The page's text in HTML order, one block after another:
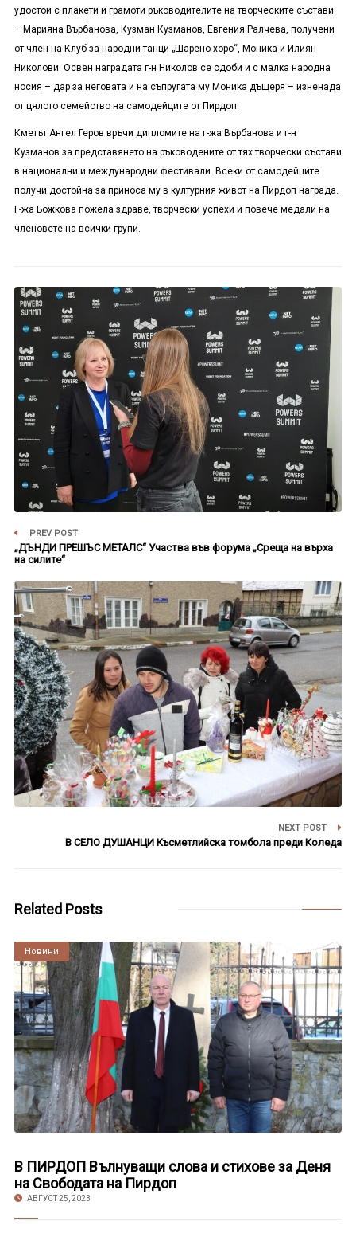
удостои с плакети и грамоти ръководителите на творческите състави
– Марияна Върбанова, Кузман Кузманов, Евгения Ралчева, получени
от член на Клуб за народни танци „Шарено хоро“, Моника и Илиян
Николови. Освен наградата г-н Николов се сдоби и с малка народна
носия – дар за неговата и на съпругата му Моника дъщеря – изненада
от цялото семейство на самодейците от Пирдоп.
Кметът Ангел Геров връчи дипломите на г-жа Върбанова и г-н
Кузманов за представянето на ръководените от тях творчески състави
в национални и международни фестивали. Всеки от самодейците
получи достойна за приноса му в културния живот на Пирдоп награда.
Г-жа Божкова пожела здраве, творчески успехи и повече медали на
членовете на всички групи.
PREV POST
„ДЪНДИ ПРЕШЪС МЕТАЛС“ Участва във форума „Среща на върха
на силите“
NEXT POST
В СЕЛО ДУШАНЦИ Късметлийска томбола преди Коледа
Related Posts
Култура
Новини
В ПИРДОП Вълнуващи слова и стихове за Деня
на Свободата на Пирдоп
АВГУСТ 25, 2023